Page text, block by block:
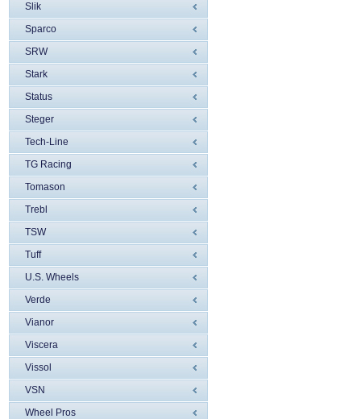
Slik
Sparco
SRW
Stark
Status
Steger
Tech-Line
TG Racing
Tomason
Trebl
TSW
Tuff
U.S. Wheels
Verde
Vianor
Viscera
Vissol
VSN
Wheel Pros